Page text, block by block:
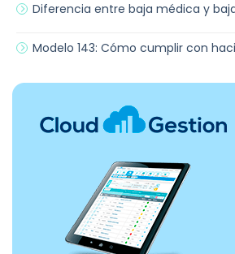
Diferencia entre baja médica y
Modelo 143: Cómo cumplir con